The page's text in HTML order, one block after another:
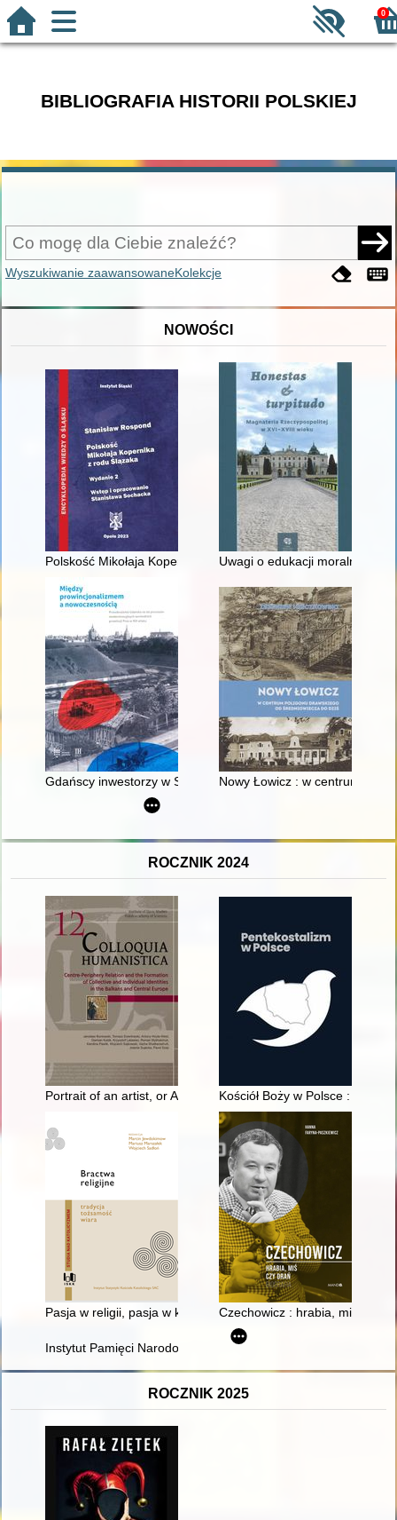
0
BIBLIOGRAFIA HISTORII POLSKIEJ
Wyszukiwanie zaawansowaneKolekcje
NOWOŚCI
Polskość Mikołaja Kopernika z rodu ŚlązakaUwagi o edukacji moralnej
Gdańscy inwestorzy w Sopocie : prestiż finansowy i
Nowy Łowicz : w centrum
ROCZNIK 2024
Portrait of an artist, or Adam Mickiewicz in the eyes of Pencho
Kościół Boży w Polsce :
Pasja w religii, pasja w kulturze : o tradycji pasyjnej w
Czechowicz : hrabia, miś czy
Instytut Pamięci Narodowej - Komisja Ścigania Zbrodni
ROCZNIK 2025